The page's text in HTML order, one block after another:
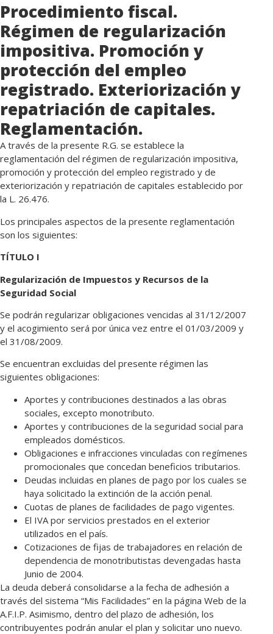
Procedimiento fiscal.
Régimen de regularización
impositiva. Promoción y
protección del empleo
registrado. Exteriorización y
repatriación de capitales.
Reglamentación.
A través de la presente R.G. se establece la
reglamentación del régimen de regularización impositiva,
promoción y protección del empleo registrado y de
exteriorización y repatriación de capitales establecido por
la L. 26.476.
Los principales aspectos de la presente reglamentación
son los siguientes:
TÍTULO I
Regularización de Impuestos y Recursos de la
Seguridad Social
Se podrán regularizar obligaciones vencidas al 31/12/2007
y el acogimiento será por única vez entre el 01/03/2009 y
el 31/08/2009.
Se encuentran excluidas del presente régimen las
siguientes obligaciones:
Aportes y contribuciones destinados a las obras
sociales, excepto monotributo.
Aportes y contribuciones de la seguridad social para
empleados domésticos.
Obligaciones e infracciones vinculadas con regímenes
promocionales que concedan beneficios tributarios.
Deudas incluidas en planes de pago por los cuales se
haya solicitado la extinción de la acción penal.
Cuotas de planes de facilidades de pago vigentes.
El IVA por servicios prestados en el exterior
utilizados en el país.
Cotizaciones de fijas de trabajadores en relación de
dependencia de monotributistas devengadas hasta
Junio de 2004.
La deuda deberá consolidarse a la fecha de adhesión a
través del sistema “Mis Facilidades” en la página Web de la
A.F.I.P. Asimismo, dentro del plazo de adhesión, los
contribuyentes podrán anular el plan y solicitar uno nuevo.